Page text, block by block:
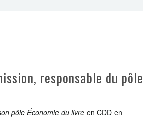
responsable du pôle
pôle Économie du livre en CDD en